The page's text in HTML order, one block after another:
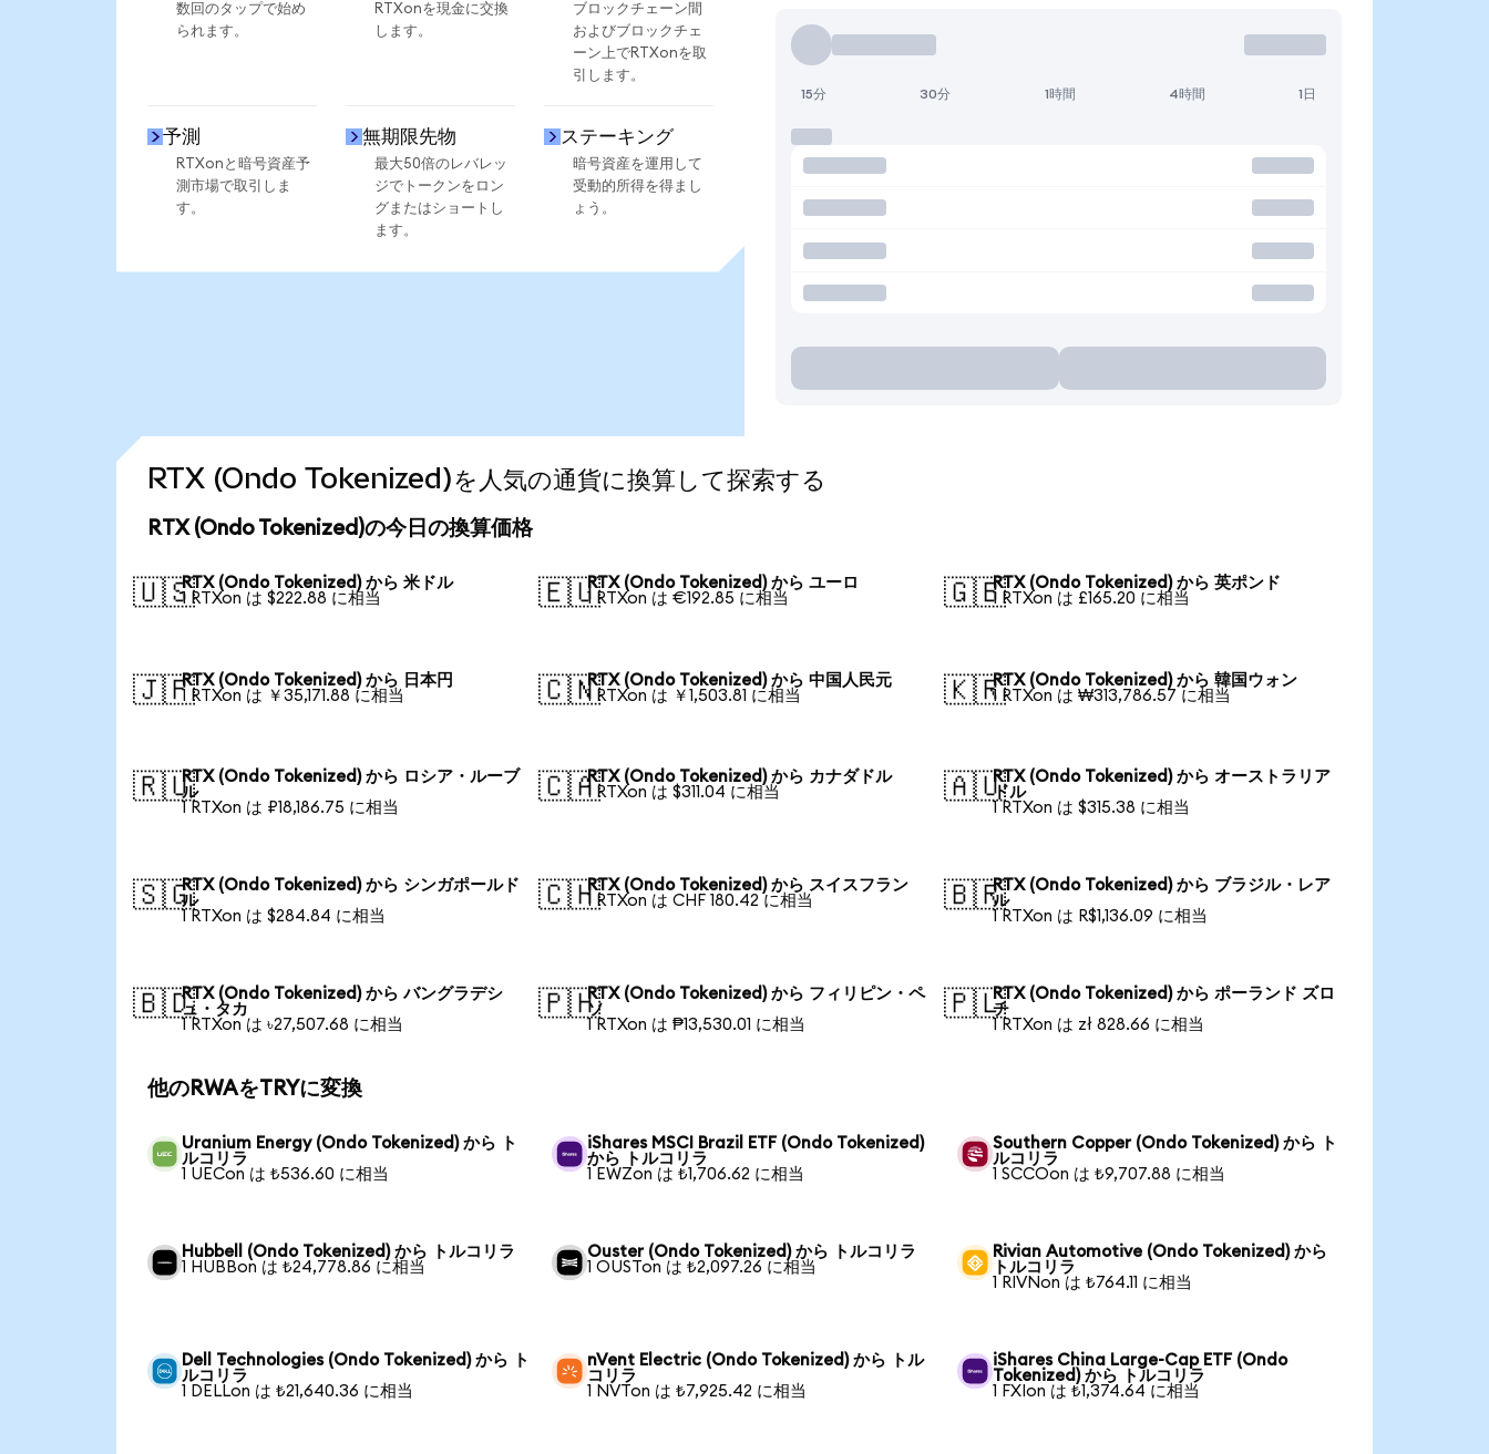
数回のタップで始め
られます。
RTXonを現金に交換
します。
ブロックチェーン間
およびブロックチェ
ーン上でRTXonを取
引します。
予測
RTXonと暗号資産予
測市場で取引しま
す。
無期限先物
最大50倍のレバレッ
ジでトークンをロン
グまたはショートし
ます。
ステーキング
暗号資産を運用して
受動的所得を得まし
ょう。
15分 30分 1時間 4時間 1日
RTX (Ondo Tokenized)を人気の通貨に換算して探索する
RTX (Ondo Tokenized)の今日の換算価格
🇺🇸RTX (Ondo Tokenized) から 米ドル
1 RTXon は $222.88 に相当
🇪🇺RTX (Ondo Tokenized) から ユーロ
1 RTXon は €192.85 に相当
🇬🇧RTX (Ondo Tokenized) から 英ポンド
1 RTXon は £165.20 に相当
🇯🇵RTX (Ondo Tokenized) から 日本円
1 RTXon は ￥35,171.88 に相当
🇨🇳RTX (Ondo Tokenized) から 中国人民元
1 RTXon は ￥1,503.81 に相当
🇰🇷RTX (Ondo Tokenized) から 韓国ウォン
1 RTXon は ₩313,786.57 に相当
🇷🇺RTX (Ondo Tokenized) から ロシア・ルーブ
ル
1 RTXon は ₽18,186.75 に相当
🇨🇦RTX (Ondo Tokenized) から カナダドル
1 RTXon は $311.04 に相当
🇦🇺RTX (Ondo Tokenized) から オーストラリア
ドル
1 RTXon は $315.38 に相当
🇸🇬RTX (Ondo Tokenized) から シンガポールド
ル
1 RTXon は $284.84 に相当
🇨🇭RTX (Ondo Tokenized) から スイスフラン
1 RTXon は CHF 180.42 に相当
🇧🇷RTX (Ondo Tokenized) から ブラジル・レア
ル
1 RTXon は R$1,136.09 に相当
🇧🇩RTX (Ondo Tokenized) から バングラデシ
ュ・タカ
1 RTXon は ৳27,507.68 に相当
🇵🇭RTX (Ondo Tokenized) から フィリピン・ペ
ソ
1 RTXon は ₱13,530.01 に相当
🇵🇱RTX (Ondo Tokenized) から ポーランド ズロ
チ
1 RTXon は zł 828.66 に相当
他のRWAをTRYに変換
Uranium Energy (Ondo Tokenized) から ト
ルコリラ
1 UECon は ₺536.60 に相当
iShares MSCI Brazil ETF (Ondo Tokenized)
から トルコリラ
1 EWZon は ₺1,706.62 に相当
Southern Copper (Ondo Tokenized) から ト
ルコリラ
1 SCCOon は ₺9,707.88 に相当
Hubbell (Ondo Tokenized) から トルコリラ
1 HUBBon は ₺24,778.86 に相当
Ouster (Ondo Tokenized) から トルコリラ
1 OUSTon は ₺2,097.26 に相当
Rivian Automotive (Ondo Tokenized) から
トルコリラ
1 RIVNon は ₺764.11 に相当
Dell Technologies (Ondo Tokenized) から ト
ルコリラ
1 DELLon は ₺21,640.36 に相当
nVent Electric (Ondo Tokenized) から トル
コリラ
1 NVTon は ₺7,925.42 に相当
iShares China Large-Cap ETF (Ondo
Tokenized) から トルコリラ
1 FXIon は ₺1,374.64 に相当